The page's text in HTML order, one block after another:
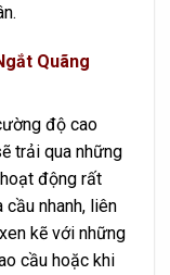
Quãng
độ cao
trải qua những
động rất
nhanh, liên
kẽ với những
cầu hoặc khi